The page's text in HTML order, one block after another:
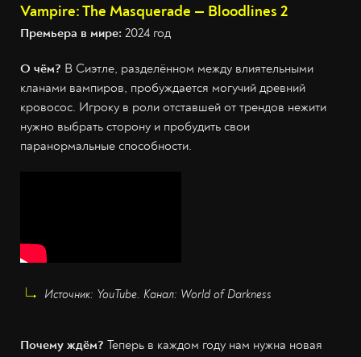
Vampire: The Masquerade — Bloodlines 2
Премьера в мире: 2024 год
О чём? В Сиэтле, разделённом между влиятельными
кланами вампиров, пробуждается могучий древний
кровосос. Игроку в роли отставшей от трендов нежити
нужно выбрать сторону и пробудить свои
паранормальные способности.
Источник: YouTube. Канал: World of Darkness
Почему ждём? Теперь в каждом году нам нужна новая